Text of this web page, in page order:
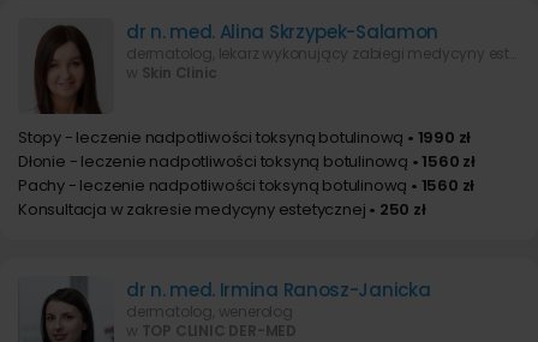
dr n. med. Alina Skrzypek-Salamon
w Skin Clinic
Stopy - leczenie nadpotliwości toksyną botulinową • 1990 zł
Dłonie - leczenie nadpotliwości toksyną botulinową • 1560 zł
Pachy - leczenie nadpotliwości toksyną botulinową • 1560 zł
Konsultacja w zakresie medycyny estetycznej • 250 zł
dr n. med. Irmina Ranosz-Janicka
dermatolog, wenerolog
w TOP CLINIC DER-MED